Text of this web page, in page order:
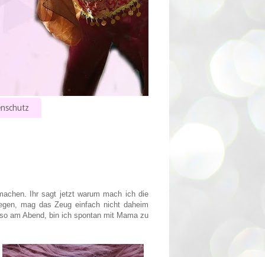
Ihr sagt jetzt warum mach ich die
mag das Zeug einfach nicht daheim
am Abend, bin ich spontan mit Mama zu